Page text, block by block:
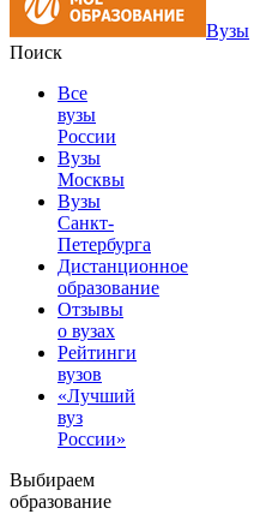
Вузы
Поиск
Все
вузы
России
Вузы
Москвы
Вузы
Санкт-
Петербурга
Дистанционное
образование
Отзывы
о вузах
Рейтинги
вузов
«Лучший
вуз
России»
Выбираем
образование